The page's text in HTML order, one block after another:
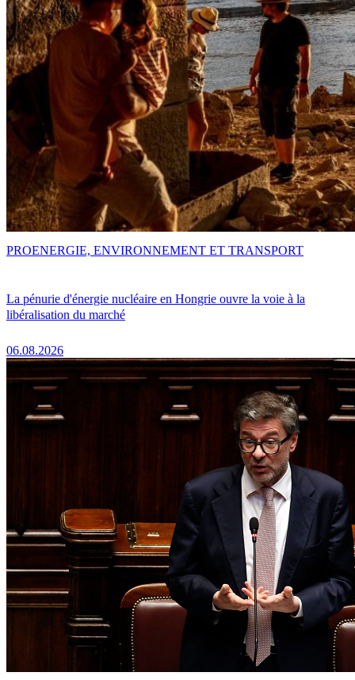
La pénurie d'énergie nucléaire en Hongrie ouvre la voie à la
libéralisation du marché
06.08.2026
PROENERGIE, ENVIRONNEMENT ET TRANSPORT